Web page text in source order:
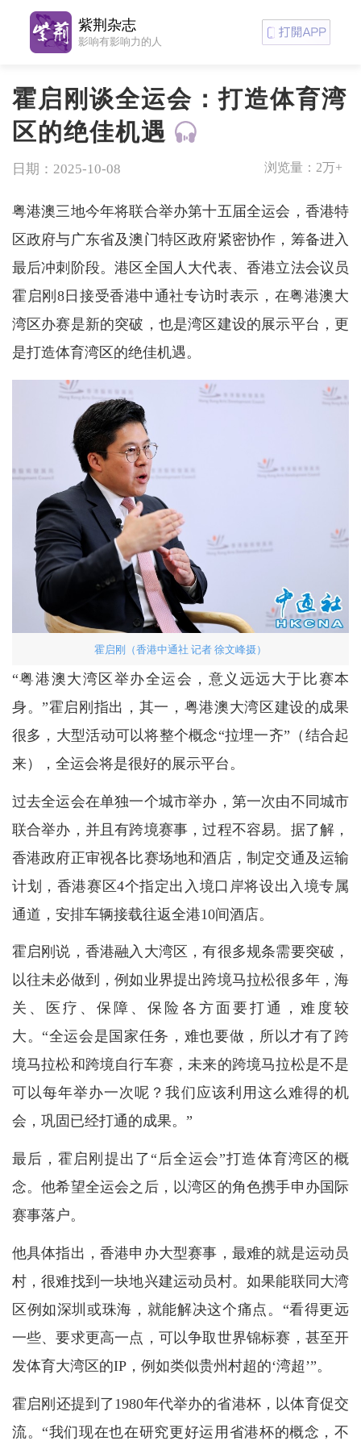
霍启刚谈全运会：打造体育湾
区的绝佳机遇
日期：2025-10-08 浏览量： 2万+
粤港澳三地今年将联合举办第十五届全运会，香港特
区政府与广东省及澳门特区政府紧密协作，筹备进入
最后冲刺阶段。港区全国人大代表、香港立法会议员
霍启刚8日接受香港中通社专访时表示，在粤港澳大
湾区办赛是新的突破，也是湾区建设的展示平台，更
是打造体育湾区的绝佳机遇。
霍启刚（香港中通社 记者 徐文峰摄）
“粤港澳大湾区举办全运会，意义远远大于比赛本
身。”霍启刚指出，其一，粤港澳大湾区建设的成果
很多，大型活动可以将整个概念“拉埋一齐”（结合起
来），全运会将是很好的展示平台。
过去全运会在单独一个城市举办，第一次由不同城市
联合举办，并且有跨境赛事，过程不容易。据了解，
香港政府正审视各比赛场地和酒店，制定交通及运输
计划，香港赛区4个指定出入境口岸将设出入境专属
通道，安排车辆接载往返全港10间酒店。
霍启刚说，香港融入大湾区，有很多规条需要突破，
以往未必做到，例如业界提出跨境马拉松很多年，海
关、医疗、保障、保险各方面要打通，难度较
大。“全运会是国家任务，难也要做，所以才有了跨
境马拉松和跨境自行车赛，未来的跨境马拉松是不是
可以每年举办一次呢？我们应该利用这么难得的机
会，巩固已经打通的成果。”
最后，霍启刚提出了“后全运会”打造体育湾区的概
念。他希望全运会之后，以湾区的角色携手申办国际
赛事落户。
他具体指出，香港申办大型赛事，最难的就是运动员
村，很难找到一块地兴建运动员村。如果能联同大湾
区例如深圳或珠海，就能解决这个痛点。“看得更远
一些、要求更高一点，可以争取世界锦标赛，甚至开
发体育大湾区的IP，例如类似贵州村超的‘湾超’”。
霍启刚还提到了1980年代举办的省港杯，以体育促交
流。“我们现在也在研究更好运用省港杯的概念，不
紫荆杂志
影响有影响力的人